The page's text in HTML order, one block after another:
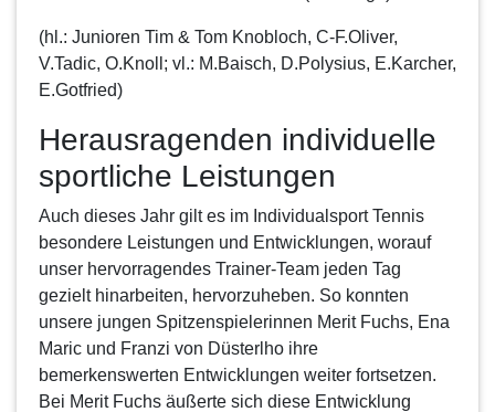
(hl.: Junioren Tim & Tom Knobloch, C-F.Oliver,
V.Tadic, O.Knoll; vl.: M.Baisch, D.Polysius, E.Karcher,
E.Gotfried)
Herausragenden individuelle
sportliche Leistungen
Auch dieses Jahr gilt es im Individualsport Tennis
besondere Leistungen und Entwicklungen, worauf
unser hervorragendes Trainer-Team jeden Tag
gezielt hinarbeiten, hervorzuheben. So konnten
unsere jungen Spitzenspielerinnen Merit Fuchs, Ena
Maric und Franzi von Düsterlho ihre
bemerkenswerten Entwicklungen weiter fortsetzen.
Bei Merit Fuchs äußerte sich diese Entwicklung